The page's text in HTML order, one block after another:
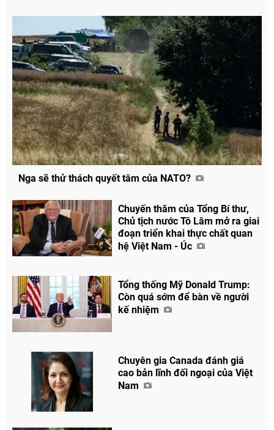
Nga sẽ thử thách quyết tâm của NATO?
Chuyến thăm của Tổng Bí thư,
Chủ tịch nước Tô Lâm mở ra giai
đoạn triển khai thực chất quan
hệ Việt Nam - Úc
Tổng thống Mỹ Donald Trump:
Còn quá sớm để bàn về người
kế nhiệm
Chuyên gia Canada đánh giá
cao bản lĩnh đối ngoại của Việt
Nam